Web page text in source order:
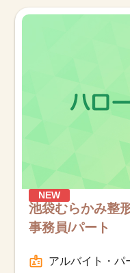
NEW
池袋むらかみ整
事務員/パート
アルバイト・パ